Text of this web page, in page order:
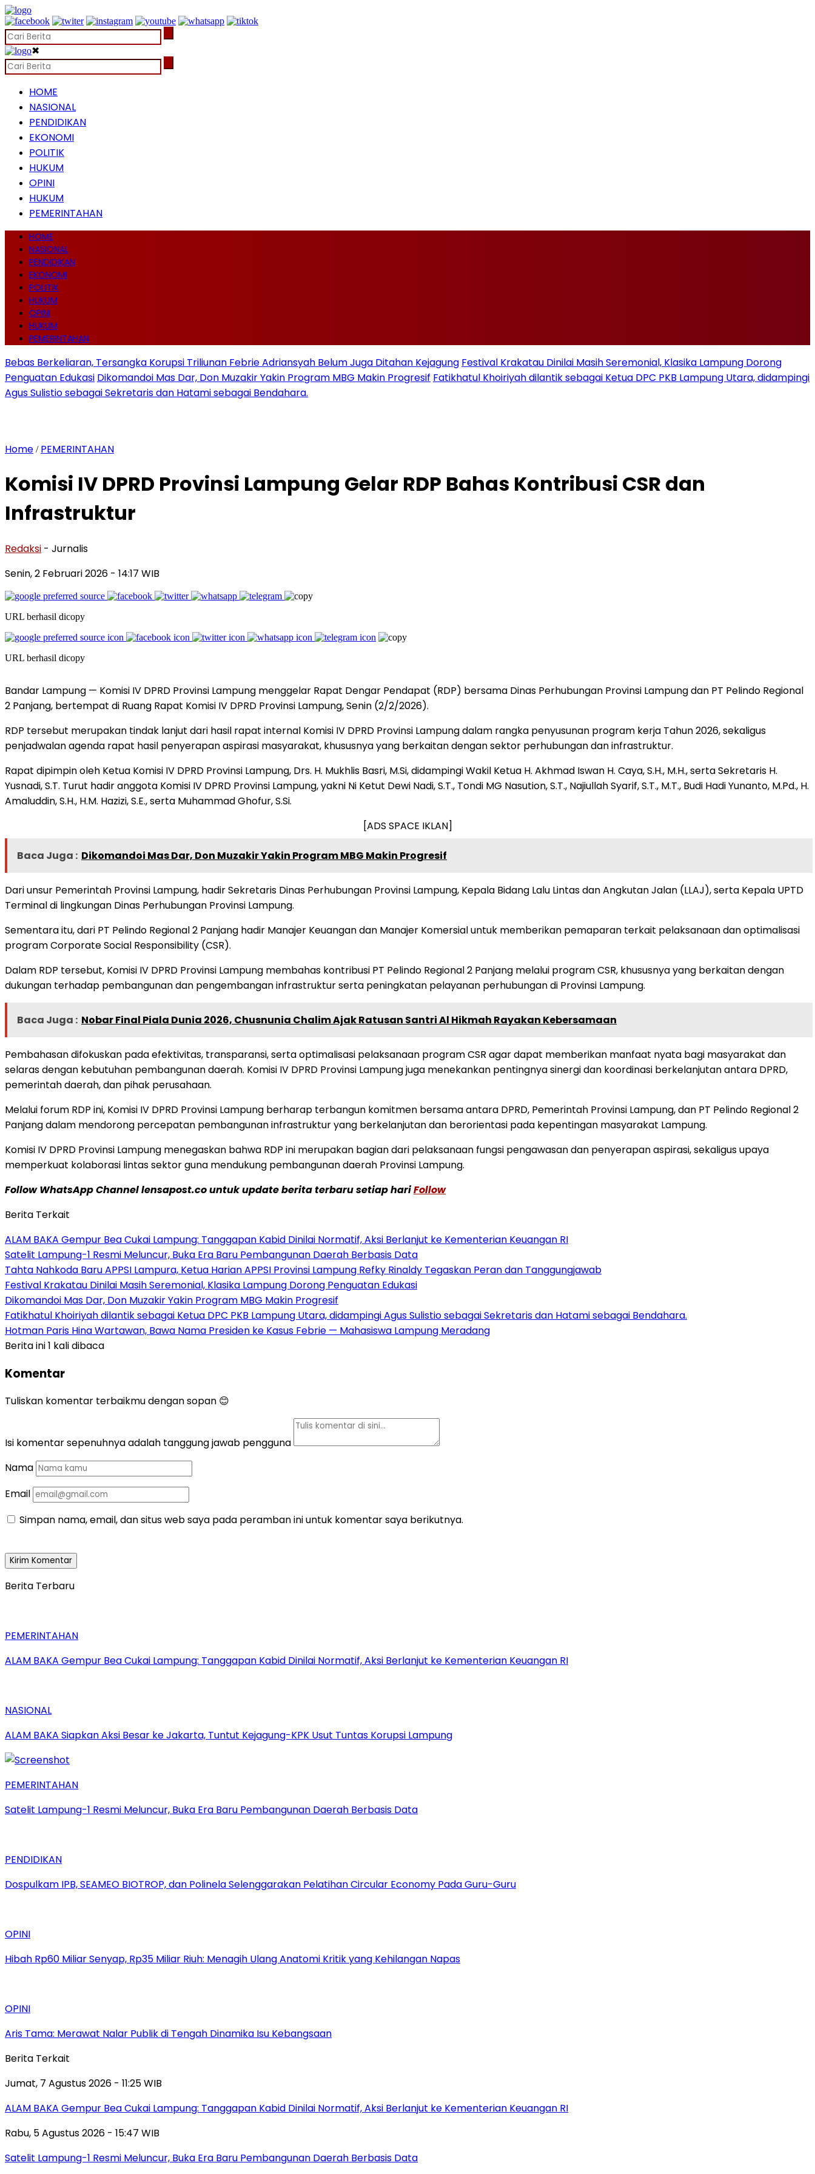
✖
HOME
NASIONAL
PENDIDIKAN
EKONOMI
POLITIK
HUKUM
OPINI
HUKUM
PEMERINTAHAN
HOME
NASIONAL
PENDIDIKAN
EKONOMI
POLITIK
HUKUM
OPINI
HUKUM
PEMERINTAHAN
Bebas Berkeliaran, Tersangka Korupsi Triliunan Febrie Adriansyah Belum Juga Ditahan Kejagung Festival Krakatau Dinilai Masih Seremonial, Klasika Lampung Dorong
Penguatan Edukasi Dikomandoi Mas Dar, Don Muzakir Yakin Program MBG Makin Progresif Fatikhatul Khoiriyah dilantik sebagai Ketua DPC PKB Lampung Utara, didampingi
Agus Sulistio sebagai Sekretaris dan Hatami sebagai Bendahara.
Home / PEMERINTAHAN
Komisi IV DPRD Provinsi Lampung Gelar RDP Bahas Kontribusi CSR dan
Infrastruktur
Redaksi - Jurnalis
Senin, 2 Februari 2026 - 14:17 WIB
URL berhasil dicopy
URL berhasil dicopy
Bandar Lampung — Komisi IV DPRD Provinsi Lampung menggelar Rapat Dengar Pendapat (RDP) bersama Dinas Perhubungan Provinsi Lampung dan PT Pelindo Regional
2 Panjang, bertempat di Ruang Rapat Komisi IV DPRD Provinsi Lampung, Senin (2/2/2026).
RDP tersebut merupakan tindak lanjut dari hasil rapat internal Komisi IV DPRD Provinsi Lampung dalam rangka penyusunan program kerja Tahun 2026, sekaligus
penjadwalan agenda rapat hasil penyerapan aspirasi masyarakat, khususnya yang berkaitan dengan sektor perhubungan dan infrastruktur.
Rapat dipimpin oleh Ketua Komisi IV DPRD Provinsi Lampung, Drs. H. Mukhlis Basri, M.Si, didampingi Wakil Ketua H. Akhmad Iswan H. Caya, S.H., M.H., serta Sekretaris H.
Yusnadi, S.T. Turut hadir anggota Komisi IV DPRD Provinsi Lampung, yakni Ni Ketut Dewi Nadi, S.T., Tondi MG Nasution, S.T., Najiullah Syarif, S.T., M.T., Budi Hadi Yunanto, M.Pd., H.
Amaluddin, S.H., H.M. Hazizi, S.E., serta Muhammad Ghofur, S.Si.
[ADS SPACE IKLAN]
Baca Juga : Dikomandoi Mas Dar, Don Muzakir Yakin Program MBG Makin Progresif
Dari unsur Pemerintah Provinsi Lampung, hadir Sekretaris Dinas Perhubungan Provinsi Lampung, Kepala Bidang Lalu Lintas dan Angkutan Jalan (LLAJ), serta Kepala UPTD
Terminal di lingkungan Dinas Perhubungan Provinsi Lampung.
Sementara itu, dari PT Pelindo Regional 2 Panjang hadir Manajer Keuangan dan Manajer Komersial untuk memberikan pemaparan terkait pelaksanaan dan optimalisasi
program Corporate Social Responsibility (CSR).
Dalam RDP tersebut, Komisi IV DPRD Provinsi Lampung membahas kontribusi PT Pelindo Regional 2 Panjang melalui program CSR, khususnya yang berkaitan dengan
dukungan terhadap pembangunan dan pengembangan infrastruktur serta peningkatan pelayanan perhubungan di Provinsi Lampung.
Baca Juga : Nobar Final Piala Dunia 2026, Chusnunia Chalim Ajak Ratusan Santri Al Hikmah Rayakan Kebersamaan
Pembahasan difokuskan pada efektivitas, transparansi, serta optimalisasi pelaksanaan program CSR agar dapat memberikan manfaat nyata bagi masyarakat dan
selaras dengan kebutuhan pembangunan daerah. Komisi IV DPRD Provinsi Lampung juga menekankan pentingnya sinergi dan koordinasi berkelanjutan antara DPRD,
pemerintah daerah, dan pihak perusahaan.
Melalui forum RDP ini, Komisi IV DPRD Provinsi Lampung berharap terbangun komitmen bersama antara DPRD, Pemerintah Provinsi Lampung, dan PT Pelindo Regional 2
Panjang dalam mendorong percepatan pembangunan infrastruktur yang berkelanjutan dan berorientasi pada kepentingan masyarakat Lampung.
Komisi IV DPRD Provinsi Lampung menegaskan bahwa RDP ini merupakan bagian dari pelaksanaan fungsi pengawasan dan penyerapan aspirasi, sekaligus upaya
memperkuat kolaborasi lintas sektor guna mendukung pembangunan daerah Provinsi Lampung.
Follow WhatsApp Channel lensapost.co untuk update berita terbaru setiap hariFollow
Berita Terkait
ALAM BAKA Gempur Bea Cukai Lampung: Tanggapan Kabid Dinilai Normatif, Aksi Berlanjut ke Kementerian Keuangan RI
Satelit Lampung-1 Resmi Meluncur, Buka Era Baru Pembangunan Daerah Berbasis Data
Tahta Nahkoda Baru APPSI Lampura, Ketua Harian APPSI Provinsi Lampung Refky Rinaldy Tegaskan Peran dan Tanggungjawab
Festival Krakatau Dinilai Masih Seremonial, Klasika Lampung Dorong Penguatan Edukasi
Dikomandoi Mas Dar, Don Muzakir Yakin Program MBG Makin Progresif
Fatikhatul Khoiriyah dilantik sebagai Ketua DPC PKB Lampung Utara, didampingi Agus Sulistio sebagai Sekretaris dan Hatami sebagai Bendahara.
Hotman Paris Hina Wartawan, Bawa Nama Presiden ke Kasus Febrie — Mahasiswa Lampung Meradang
Berita ini 1 kali dibaca
Komentar
Tuliskan komentar terbaikmu dengan sopan 😊
Isi komentar sepenuhnya adalah tanggung jawab pengguna
Nama
Email
Simpan nama, email, dan situs web saya pada peramban ini untuk komentar saya berikutnya.
Berita Terbaru
PEMERINTAHAN
ALAM BAKA Gempur Bea Cukai Lampung: Tanggapan Kabid Dinilai Normatif, Aksi Berlanjut ke Kementerian Keuangan RI
NASIONAL
ALAM BAKA Siapkan Aksi Besar ke Jakarta, Tuntut Kejagung-KPK Usut Tuntas Korupsi Lampung
PEMERINTAHAN
Satelit Lampung-1 Resmi Meluncur, Buka Era Baru Pembangunan Daerah Berbasis Data
PENDIDIKAN
Dospulkam IPB, SEAMEO BIOTROP, dan Polinela Selenggarakan Pelatihan Circular Economy Pada Guru-Guru
OPINI
Hibah Rp60 Miliar Senyap, Rp35 Miliar Riuh: Menagih Ulang Anatomi Kritik yang Kehilangan Napas
OPINI
Aris Tama: Merawat Nalar Publik di Tengah Dinamika Isu Kebangsaan
Berita Terkait
Jumat, 7 Agustus 2026 - 11:25 WIB
ALAM BAKA Gempur Bea Cukai Lampung: Tanggapan Kabid Dinilai Normatif, Aksi Berlanjut ke Kementerian Keuangan RI
Rabu, 5 Agustus 2026 - 15:47 WIB
Satelit Lampung-1 Resmi Meluncur, Buka Era Baru Pembangunan Daerah Berbasis Data